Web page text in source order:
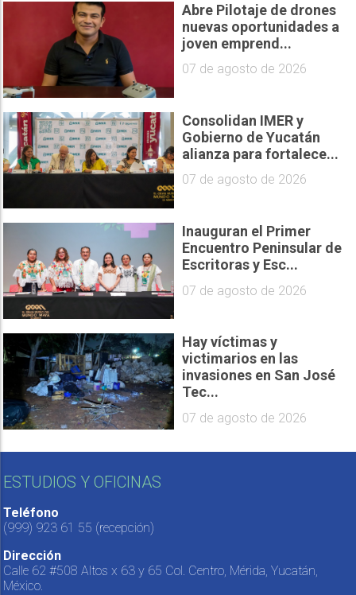
Abre Pilotaje de drones
nuevas oportunidades a
joven emprend...
07 de agosto de 2026
Consolidan IMER y
Gobierno de Yucatán
alianza para fortalece...
07 de agosto de 2026
Inauguran el Primer
Encuentro Peninsular de
Escritoras y Esc...
07 de agosto de 2026
Hay víctimas y
victimarios en las
invasiones en San José
Tec...
07 de agosto de 2026
ESTUDIOS Y OFICINAS
Teléfono
(999) 923 61 55 (recepción)
Dirección
Calle 62 #508 Altos x 63 y 65 Col. Centro, Mérida, Yucatán,
México.